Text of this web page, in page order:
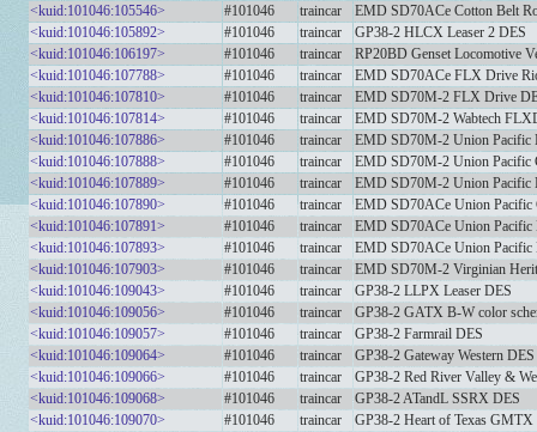
<kuid:101046:105546>
#101046 traincar
EMD SD70ACe Cotton Belt
<kuid:101046:105892>
#101046 traincar
GP38-2 HLCX Leaser 2 DES
<kuid:101046:106197>
#101046 traincar
RP20BD Genset Locomotive
<kuid:101046:107788>
#101046 traincar
EMD SD70ACe FLX Drive
<kuid:101046:107810>
#101046 traincar
EMD SD70M-2 FLX Drive
<kuid:101046:107814>
#101046 traincar
EMD SD70M-2 Wabtech
<kuid:101046:107886>
#101046 traincar
EMD SD70M-2 Union Pacific
<kuid:101046:107888>
#101046 traincar
EMD SD70M-2 Union Pacific
<kuid:101046:107889>
#101046 traincar
EMD SD70M-2 Union Pacific
<kuid:101046:107890>
#101046 traincar
EMD SD70ACe Union Pacific
<kuid:101046:107891>
#101046 traincar
EMD SD70ACe Union Pacific
<kuid:101046:107893>
#101046 traincar
EMD SD70ACe Union Pacific
<kuid:101046:107903>
#101046 traincar
EMD SD70M-2 Virginian
<kuid:101046:109043>
#101046 traincar
GP38-2 LLPX Leaser DES
<kuid:101046:109056>
#101046 traincar
GP38-2 GATX B-W color
<kuid:101046:109057>
#101046 traincar
GP38-2 Farmrail DES
<kuid:101046:109064>
#101046 traincar
GP38-2 Gateway Western DES
<kuid:101046:109066>
#101046 traincar
GP38-2 Red River Valley &
<kuid:101046:109068>
#101046 traincar
GP38-2 ATandL SSRX DES
<kuid:101046:109070>
#101046 traincar
GP38-2 Heart of Texas GMTX